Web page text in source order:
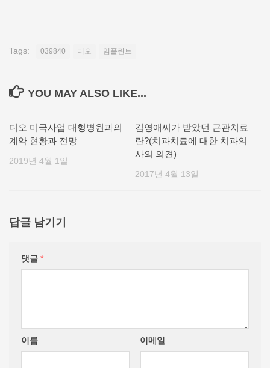
Tags: 039840 디오 임플란트
YOU MAY ALSO LIKE...
디오 미국사업 대형병원과의
계약 현황과 전망
2019년 4월 1일
김영애씨가 받았던 근관치료
란?(치과치료에 대한 치과의
사의 의견)
2017년 4월 13일
답글 남기기
댓글 *
이름 이메일